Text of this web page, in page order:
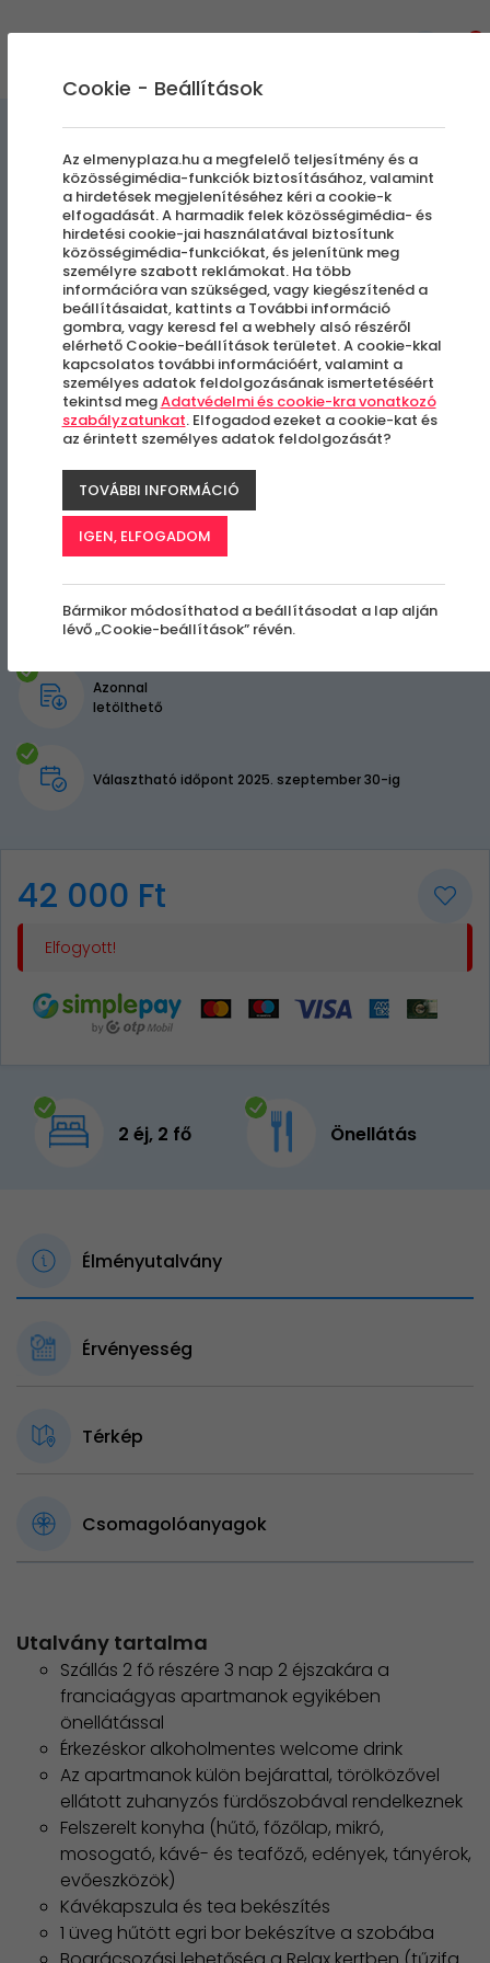
Csobogó Vendégház
Népszerű ajánlat
Eger
Azonnal
letölthető
Választható időpont 2025. szeptember 30-ig
42 000 Ft
Elfogyott!
2 éj, 2 fő Önellátás
Élményutalvány
Érvényesség
Térkép
Csomagolóanyagok
Utalvány tartalma
Szállás 2 fő részére 3 nap 2 éjszakára a
franciaágyas apartmanok egyikében
önellátással
Érkezéskor alkoholmentes welcome drink
Az apartmanok külön bejárattal, törölközővel
ellátott zuhanyzós fürdőszobával rendelkeznek
Felszerelt konyha (hűtő, főzőlap, mikró,
mosogató, kávé- és teafőző, edények, tányérok,
evőeszközök)
Kávékapszula és tea bekészítés
1 üveg hűtött egri bor bekészítve a szobába
Cookie - Beállítások
Az elmenyplaza.hu a megfelelő teljesítmény és a
közösségimédia-funkciók biztosításához, valamint
a hirdetések megjelenítéséhez kéri a cookie-k
elfogadását. A harmadik felek közösségimédia- és
hirdetési cookie-jai használatával biztosítunk
közösségimédia-funkciókat, és jelenítünk meg
személyre szabott reklámokat. Ha több
információra van szükséged, vagy kiegészítenéd a
beállításaidat, kattints a További információ
gombra, vagy keresd fel a webhely alsó részéről
elérhető Cookie-beállítások területet. A cookie-kkal
kapcsolatos további információért, valamint a
személyes adatok feldolgozásának ismertetéséért
tekintsd megAdatvédelmi és cookie-kra vonatkozó
szabályzatunkat. Elfogadod ezeket a cookie-kat és
az érintett személyes adatok feldolgozását?
TOVÁBBI INFORMÁCIÓ
IGEN, ELFOGADOM
Bármikor módosíthatod a beállításodat a lap alján
lévő „Cookie-beállítások” révén.